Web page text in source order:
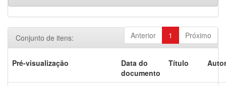
Anterior 1 Próximo
Conjunto de itens:
Pré-visualização
Data do
documento
Título